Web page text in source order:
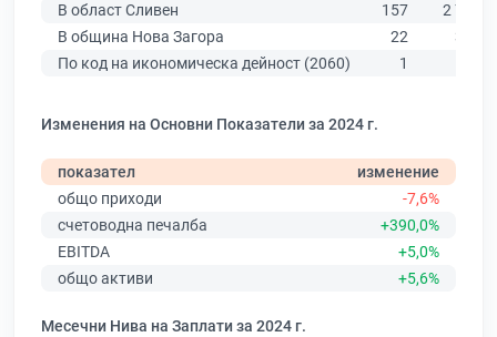
В област Сливен
157
2 786
В община Нова Загора
22
375
По код на икономическа дейност (2060)
1
Изменения на Основни Показатели за 2024 г.
показател
изменение
общо приходи
-7,6%
счетоводна печалба
+390,0%
EBITDA
+5,0%
общо активи
+5,6%
Месечни Нива на Заплати за 2024 г.